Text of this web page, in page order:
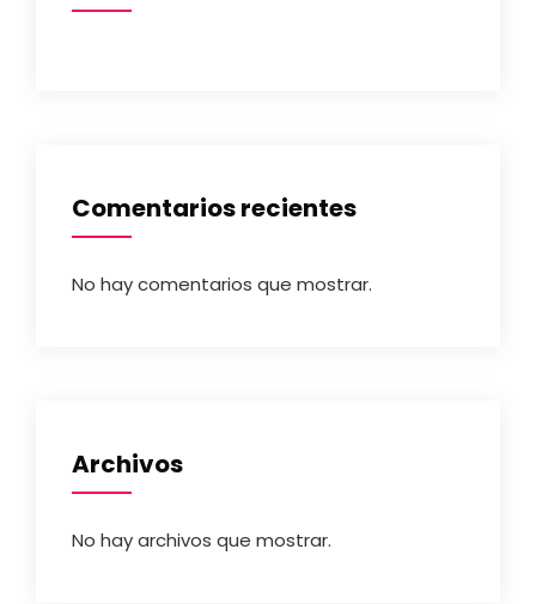
Comentarios recientes
No hay comentarios que mostrar.
Archivos
No hay archivos que mostrar.